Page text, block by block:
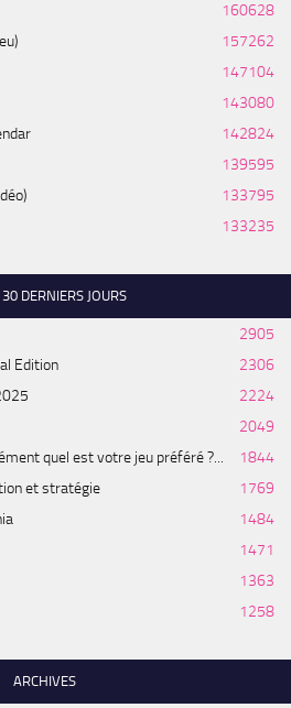
160628
157262
147104
143080
142824
139595
133795
133235
DERNIERS JOURS
2905
Edition
2306
2224
2049
quel est votre jeu préféré ?...
1844
et stratégie
1769
1484
1471
1363
1258
ARCHIVES